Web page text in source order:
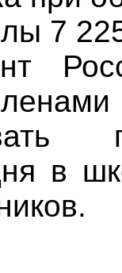
7
в